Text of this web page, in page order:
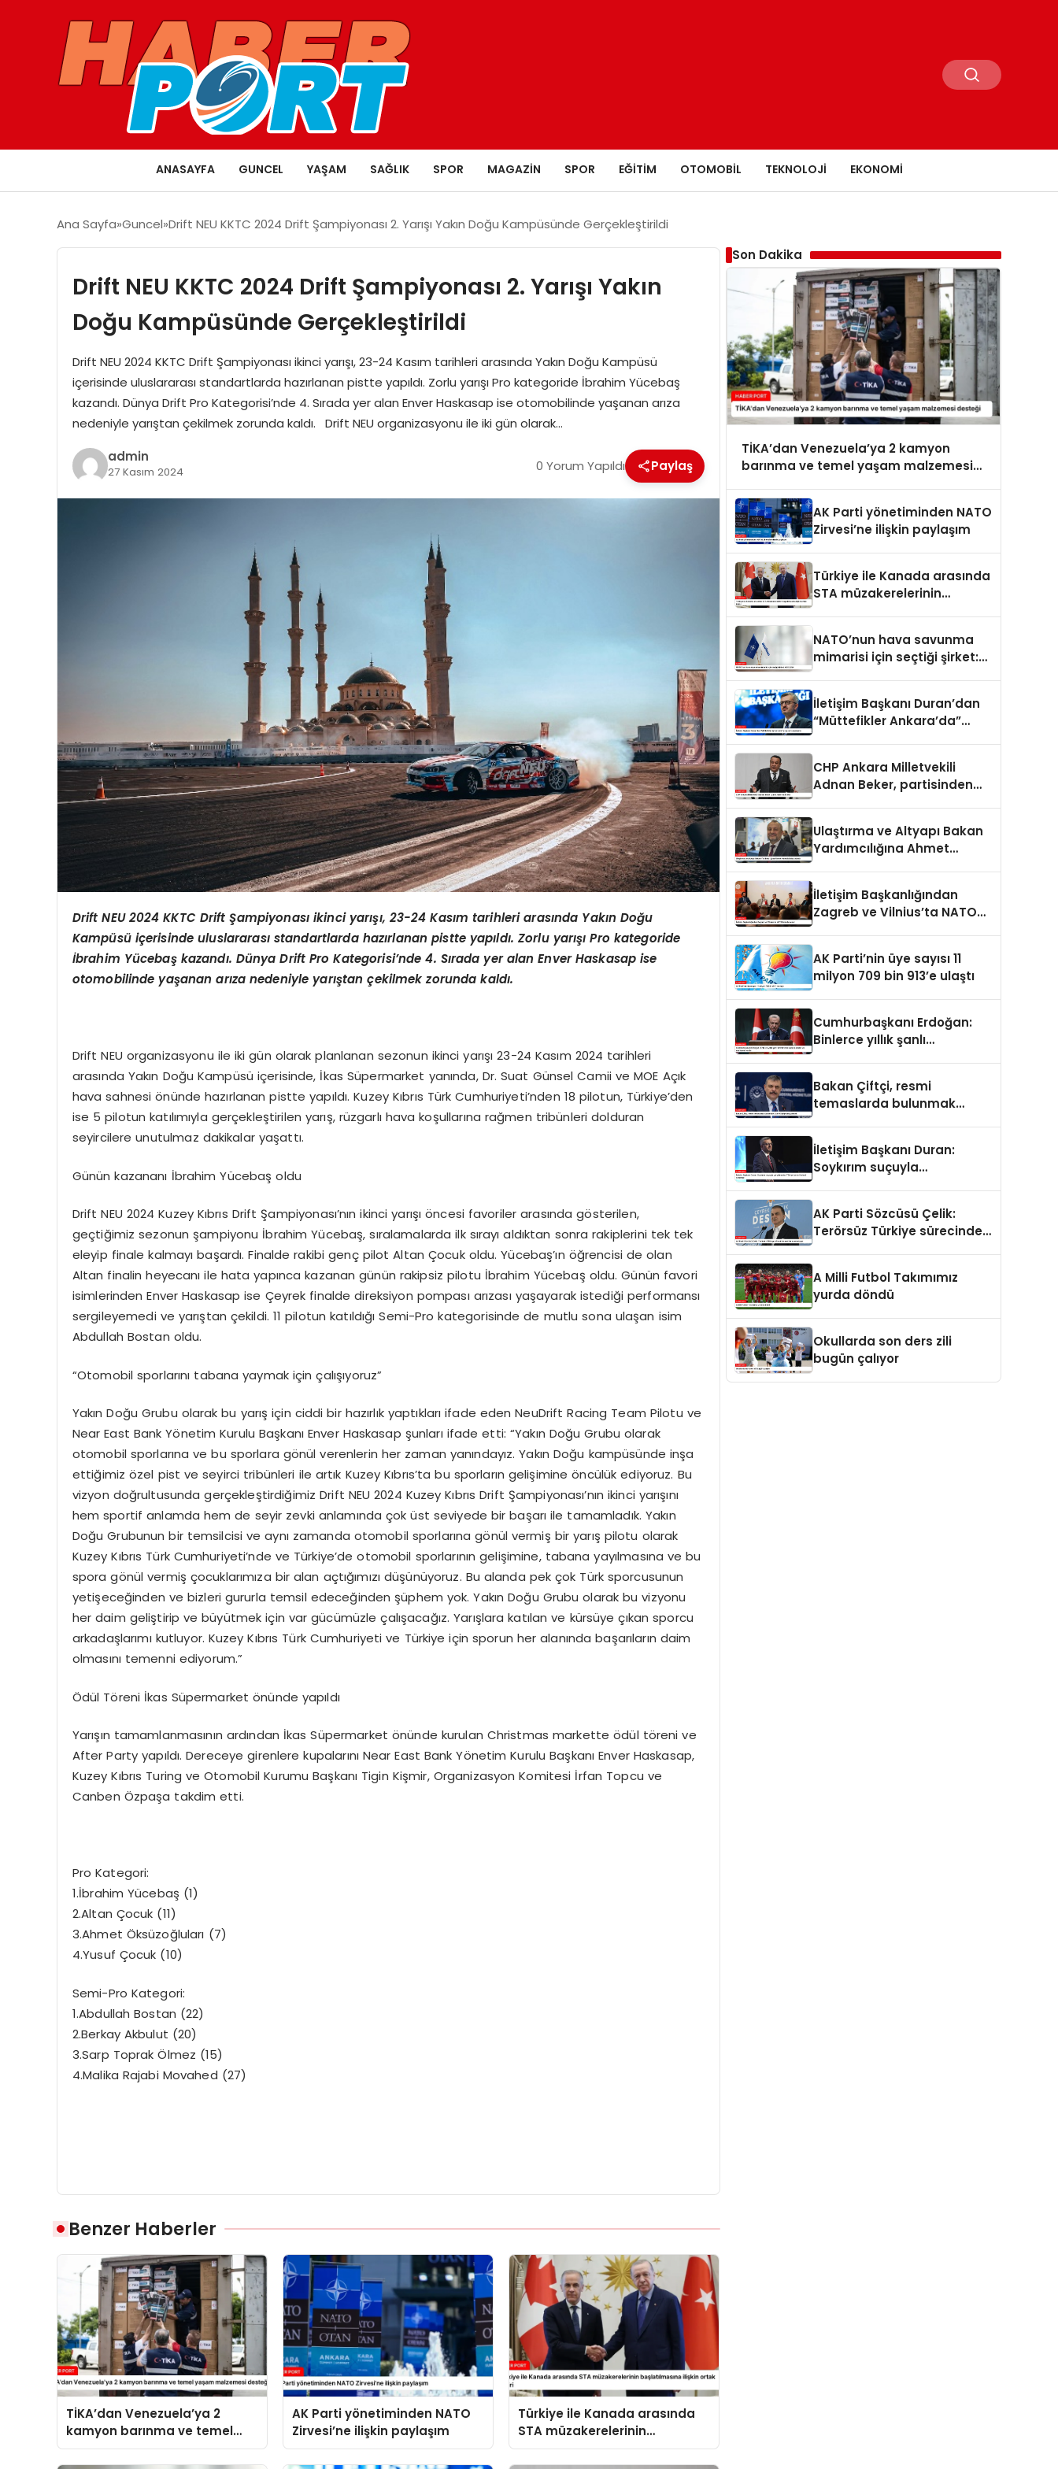
ANASAYFA GUNCEL YAŞAM SAĞLIK SPOR MAGAZIN SPOR EĞITIM OTOMOBIL TEKNOLOJI EKONOMI
Ana Sayfa Guncel Drift NEU KKTC 2024 Drift Şampiyonası 2. Yarışı Yakın Doğu Kampüsünde Gerçekleştirildi
Drift NEU KKTC 2024 Drift Şampiyonası 2. Yarışı Yakın
Doğu Kampüsünde Gerçekleştirildi
Drift NEU 2024 KKTC Drift Şampiyonası ikinci yarışı, 23-24 Kasım tarihleri arasında Yakın Doğu Kampüsü
içerisinde uluslararası standartlarda hazırlanan pistte yapıldı. Zorlu yarışı Pro kategoride İbrahim Yücebaş
kazandı. Dünya Drift Pro Kategorisi’nde 4. Sırada yer alan Enver Haskasap ise otomobilinde yaşanan arıza
nedeniyle yarıştan çekilmek zorunda kaldı. Drift NEU organizasyonu ile iki gün olarak…
admin
27 Kasım 2024 0 Yorum Yapıldı Paylaş
Drift NEU 2024 KKTC DriftŞampiyonası ikinci yarışı, 23-24 Kasım tarihleri arasında Yakın Doğu
Kampüsü içerisinde uluslararası standartlarda hazırlanan pistte yapıldı. Zorlu yarışı Pro kategoride
İbrahim Yücebaş kazandı. Dünya Drift Pro Kategorisi’nde 4. Sırada yer alan Enver Haskasap ise
otomobilinde yaşanan arıza nedeniyle yarıştan çekilmek zorunda kaldı.
Drift NEU organizasyonu ile iki gün olarak planlanan sezonun ikinci yarışı 23-24 Kasım 2024 tarihleri
arasında Yakın Doğu Kampüsü içerisinde, İkas Süpermarket yanında, Dr. Suat Günsel Camii ve MOE Açık
hava sahnesi önünde hazırlanan pistte yapıldı. Kuzey Kıbrıs Türk Cumhuriyeti’nden 18 pilotun, Türkiye’den
ise 5 pilotun katılımıyla gerçekleştirilen yarış, rüzgarlı hava koşullarına rağmen tribünleri dolduran
seyircilere unutulmaz dakikalar yaşattı.
Günün kazananı İbrahim Yücebaş oldu
Drift NEU 2024 Kuzey Kıbrıs Drift Şampiyonası’nın ikinci yarışı öncesi favoriler arasında gösterilen,
geçtiğimiz sezonun şampiyonu İbrahim Yücebaş, sıralamalarda ilk sırayı aldıktan sonra rakiplerini tek tek
eleyip finale kalmayı başardı. Finalde rakibi genç pilot Altan Çocuk oldu. Yücebaş’ın öğrencisi de olan
Altan finalin heyecanı ile hata yapınca kazanan günün rakipsiz pilotu İbrahim Yücebaş oldu. Günün favori
isimlerinden Enver Haskasap ise Çeyrek finalde direksiyon pompası arızası yaşayarak istediği performansı
sergileyemedi ve yarıştan çekildi. 11 pilotun katıldığı Semi-Pro kategorisinde de mutlu sona ulaşan isim
Abdullah Bostan oldu.
“Otomobil sporlarını tabana yaymak için çalışıyoruz”
Yakın Doğu Grubu olarak bu yarış için ciddi bir hazırlık yaptıkları ifade eden NeuDrift Racing Team Pilotu ve
Near East Bank Yönetim Kurulu Başkanı Enver Haskasap şunları ifade etti: “Yakın Doğu Grubu olarak
otomobil sporlarına ve bu sporlara gönül verenlerin her zaman yanındayız. Yakın Doğu kampüsünde inşa
ettiğimiz özel pist ve seyirci tribünleri ile artık Kuzey Kıbrıs’ta bu sporların gelişimine öncülük ediyoruz. Bu
vizyon doğrultusunda gerçekleştirdiğimiz Drift NEU 2024 Kuzey Kıbrıs Drift Şampiyonası’nın ikinci yarışını
hem sportif anlamda hem de seyir zevki anlamında çok üst seviyede bir başarı ile tamamladık. Yakın
Doğu Grubunun bir temsilcisi ve aynı zamanda otomobil sporlarına gönül vermiş bir yarış pilotu olarak
Kuzey Kıbrıs Türk Cumhuriyeti’nde ve Türkiye’de otomobil sporlarının gelişimine, tabana yayılmasına ve bu
spora gönül vermiş çocuklarımıza bir alan açtığımızı düşünüyoruz. Bu alanda pek çok Türk sporcusunun
yetişeceğinden ve bizleri gururla temsil edeceğinden şüphem yok. Yakın Doğu Grubu olarak bu vizyonu
her daim geliştirip ve büyütmek için var gücümüzle çalışacağız. Yarışlara katılan ve kürsüye çıkan sporcu
arkadaşlarımı kutluyor. Kuzey Kıbrıs Türk Cumhuriyeti ve Türkiye için sporun her alanında başarıların daim
olmasını temenni ediyorum.”
Ödül Töreni İkas Süpermarket önünde yapıldı
Yarışın tamamlanmasının ardından İkas Süpermarket önünde kurulan Christmas markette ödül töreni ve
After Party yapıldı. Dereceye girenlere kupalarını Near East Bank Yönetim Kurulu Başkanı Enver Haskasap,
Kuzey Kıbrıs Turing ve Otomobil Kurumu Başkanı Tigin Kişmir, Organizasyon Komitesi İrfan Topcu ve
Canben Özpaşa takdim etti.
Pro Kategori:
1.İbrahim Yücebaş (1)
2.Altan Çocuk (11)
3.Ahmet Öksüzoğluları (7)
4.Yusuf Çocuk (10)
Semi-Pro Kategori:
1.Abdullah Bostan (22)
2.Berkay Akbulut (20)
3.Sarp Toprak Ölmez (15)
4.Malika Rajabi Movahed (27)
Benzer Haberler
TİKA’dan Venezuela’ya 2
kamyon barınma ve temel
yaşam malzemesi desteği
AK Parti yönetiminden NATO
Zirvesi’ne ilişkin paylaşım
Türkiye ile Kanada arasında
STA müzakerelerinin
başlatılmasına ilişkin ortak
bildiri
Son Dakika
TİKA’dan Venezuela’ya 2 kamyon
barınma ve temel yaşam malzemesi
AK Parti yönetiminden NATO
Zirvesi’ne ilişkin paylaşım
Türkiye ile Kanada arasında
STA müzakerelerinin
NATO’nun hava savunma
mimarisi için seçtiği şirket:
İletişim Başkanı Duran’dan
“Müttefikler Ankara’da”
CHP Ankara Milletvekili
Adnan Beker, partisinden
Ulaştırma ve Altyapı Bakan
Yardımcılığına Ahmet
İletişim Başkanlığından
Zagreb ve Vilnius’ta NATO
AK Parti’nin üye sayısı 11
milyon 709 bin 913’e ulaştı
Cumhurbaşkanı Erdoğan:
Binlerce yıllık şanlı
Bakan Çiftçi, resmi
temaslarda bulunmak
İletişim Başkanı Duran:
Soykırım suçuyla
AK Parti Sözcüsü Çelik:
Terörsüz Türkiye sürecinde
A Milli Futbol Takımımız
yurda döndü
Okullarda son ders zili
bugün çalıyor